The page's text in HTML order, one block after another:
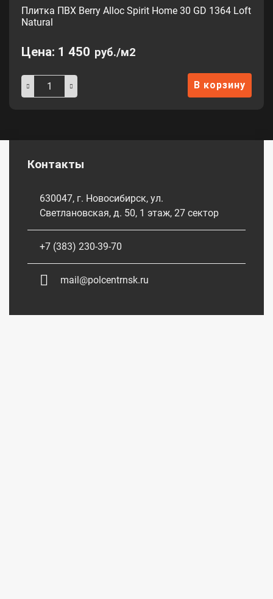
Плитка ПВХ Berry Alloc Spirit Home 30 GD 1364 Loft
Natural
Цена: 1 450 руб./м2
В корзину
Контакты
630047, г. Новосибирск, ул.
Светлановская, д. 50, 1 этаж, 27 сектор
+7 (383) 230-39-70
mail@polcentrnsk.ru